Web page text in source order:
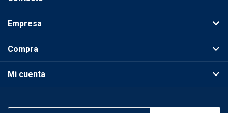
Empresa
Compra
Mi cuenta